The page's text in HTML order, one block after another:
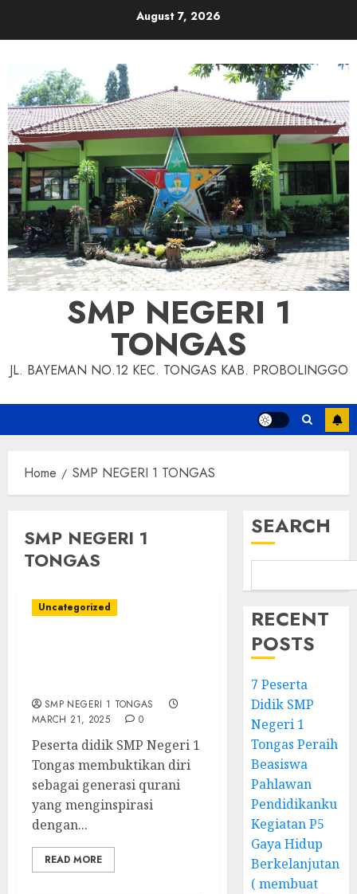
August 7, 2026
SMP NEGERI 1
TONGAS
JL. BAYEMAN NO.12 KEC. TONGAS KAB. PROBOLINGGO
Home SMP NEGERI 1 TONGAS
SMP NEGERI 1
TONGAS
Uncategorized
SMP NEGERI 1 TONGAS
MARCH 21, 2025
0
Peserta didik SMP Negeri 1
Tongas membuktikan diri
sebagai generasi qurani
yang menginspirasi
dengan...
READ MORE
SEARCH
RECENT
POSTS
7 Peserta
Didik SMP
Negeri 1
Tongas Peraih
Beasiswa
Pahlawan
Pendidikanku
Kegiatan P5
Gaya Hidup
Berkelanjutan
( membuat